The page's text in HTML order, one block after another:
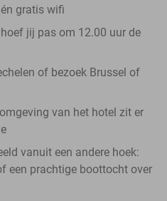
gratis wifi
jij pas om 12.00 uur de
of bezoek Brussel of
van het hotel zit er
vanuit een andere hoek:
een prachtige boottocht over